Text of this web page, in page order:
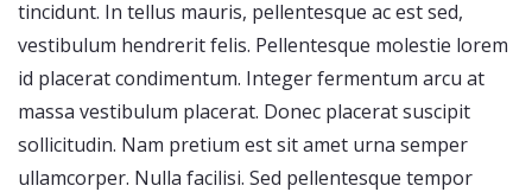
tincidunt. In tellus mauris, pellentesque ac est sed,
vestibulum hendrerit felis. Pellentesque molestie lorem
id placerat condimentum. Integer fermentum arcu at
massa vestibulum placerat. Donec placerat suscipit
sollicitudin. Nam pretium est sit amet urna semper
ullamcorper. Nulla facilisi. Sed pellentesque tempor